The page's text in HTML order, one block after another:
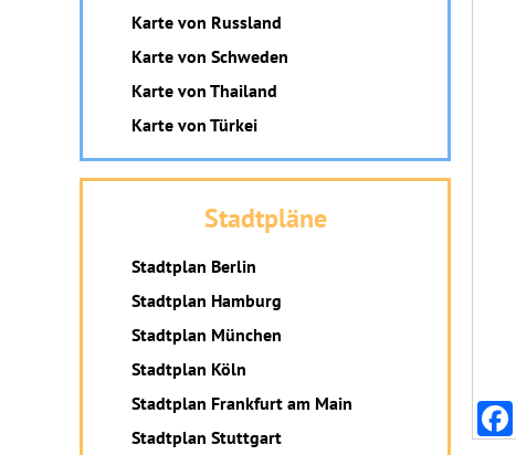
Karte von Russland
Karte von Schweden
Karte von Thailand
Karte von Türkei
Stadtpläne
Stadtplan Berlin
Stadtplan Hamburg
Stadtplan München
Stadtplan Köln
Stadtplan Frankfurt am Main
Stadtplan Stuttgart